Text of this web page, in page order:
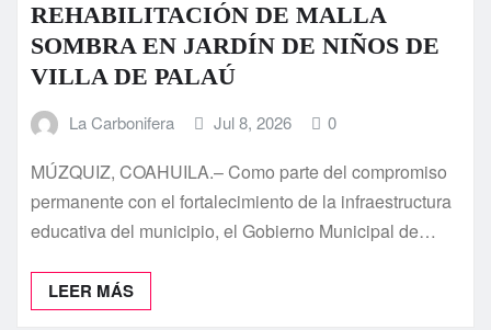
REHABILITACIÓN DE MALLA
SOMBRA EN JARDÍN DE NIÑOS DE
VILLA DE PALAÚ
La Carbonifera Jul 8, 2026 0
MÚZQUIZ, COAHUILA.– Como parte del compromiso
permanente con el fortalecimiento de la infraestructura
educativa del municipio, el Gobierno Municipal de…
LEER MÁS